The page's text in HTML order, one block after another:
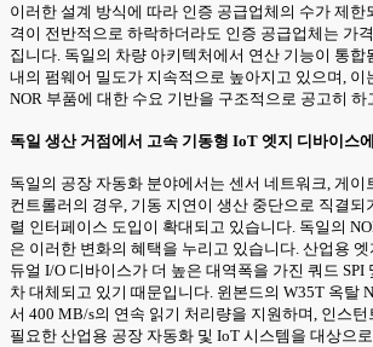
이러한 설계 방식에 따라 인증 공급업체의 수가 제한
격이 전반적으로 하락하더라도 인증 공급업체는 가
집니다. 독일의 차량 아키텍처에서 연산 기능이 통합
내의 펌웨어 밀도가 지속적으로 높아지고 있으며, 이
NOR 부품에 대한 수요 기반을 구조적으로 공고히 하
독일 생산 거점에서 고속 기동형 IoT 엣지 디바이스
독일의 공장 자동화 분야에서는 센서 네트워크, 게이
컨트롤러의 경우, 기동 지연이 생산 중단으로 직결되
렬 인터페이스 도입이 확대되고 있습니다. 독일의
은 이러한 변화의 혜택을 누리고 있습니다. 산업용 엣
듀얼 I/O 디바이스가 더 높은 대역폭을 가진 쿼드 SPI
차 대체되고 있기 때문입니다. 윈본드의 W35T 옥탈
서 400 MB/s의 연속 읽기 처리량을 지원하며, 인스턴
필요한 산업용 공장 자동화 및 IoT 시스템을 대상으